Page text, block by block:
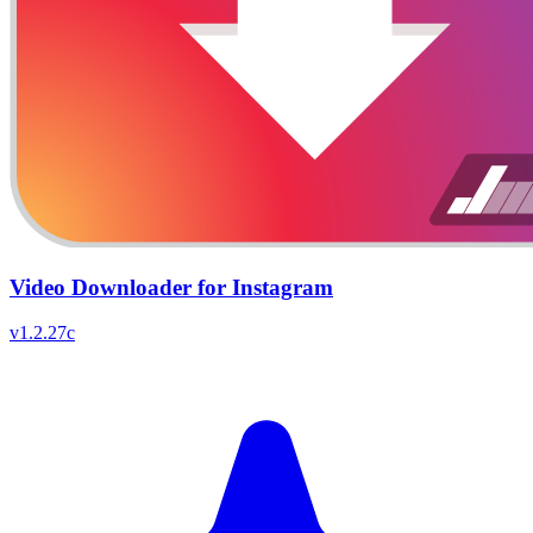
Video Downloader for Instagram
v1.2.27c